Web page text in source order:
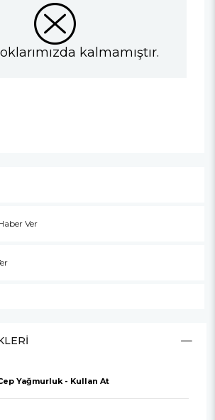
kalmamıştır.
Ver
Yağmurluk - Kullan At